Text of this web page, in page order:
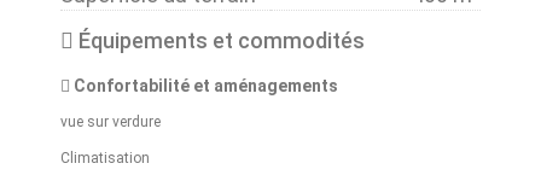
Équipements et commodités
Confortabilité et aménagements
vue sur verdure
Climatisation